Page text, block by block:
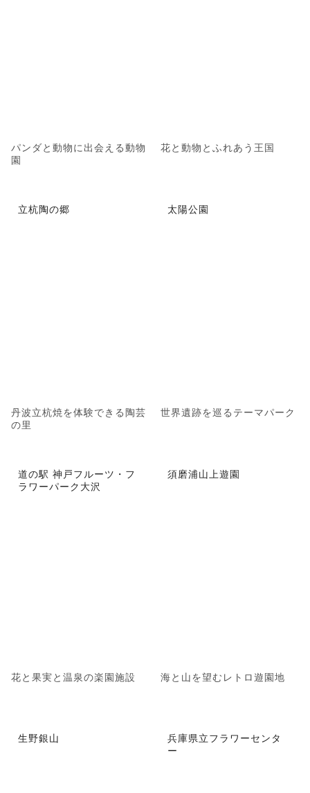
パンダと動物に出会える動物
園
花と動物とふれあう王国
立杭陶の郷
丹波立杭焼を体験できる陶芸
の里
太陽公園
世界遺跡を巡るテーマパーク
道の駅 神戸フルーツ・フ
ラワーパーク大沢
花と果実と温泉の楽園施設
須磨浦山上遊園
海と山を望むレトロ遊園地
生野銀山
兵庫県立フラワーセンタ
ー